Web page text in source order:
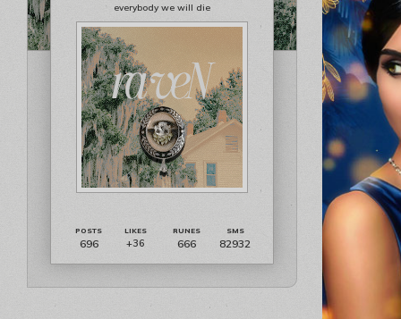
everybody we will die
696 +36 666 82932